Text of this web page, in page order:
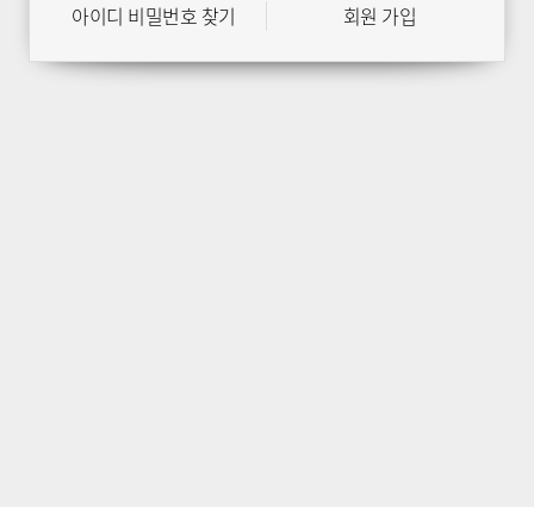
아이디 비밀번호 찾기 회원 가입